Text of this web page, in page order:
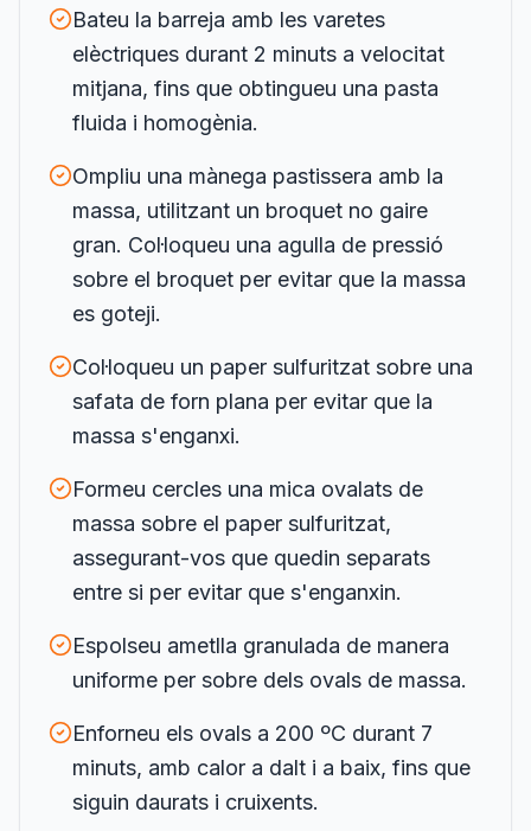
Bateu la barreja amb les varetes
elèctriques durant 2 minuts a velocitat
mitjana, fins que obtingueu una pasta
fluida i homogènia.
Ompliu una mànega pastissera amb la
massa, utilitzant un broquet no gaire
gran. Col·loqueu una agulla de pressió
sobre el broquet per evitar que la massa
es goteji.
Col·loqueu un paper sulfuritzat sobre una
safata de forn plana per evitar que la
massa s'enganxi.
Formeu cercles una mica ovalats de
massa sobre el paper sulfuritzat,
assegurant-vos que quedin separats
entre si per evitar que s'enganxin.
Espolseu ametlla granulada de manera
uniforme per sobre dels ovals de massa.
Enforneu els ovals a 200 ºC durant 7
minuts, amb calor a dalt i a baix, fins que
siguin daurats i cruixents.